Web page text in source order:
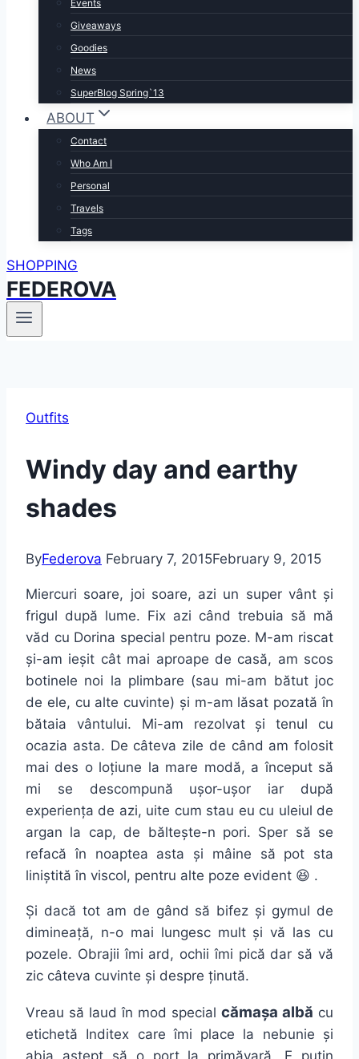
Events
Giveaways
Goodies
News
SuperBlog Spring`13
ABOUT
Contact
Who Am I
Personal
Travels
Tags
SHOPPING
FEDEROVA
Outfits
Windy day and earthy
shades
ByFederova February 7, 2015February 9, 2015
Miercuri soare, joi soare, azi un super vânt și
frigul după lume. Fix azi când trebuia să mă
văd cu Dorina special pentru poze. M-am riscat
și-am ieșit cât mai aproape de casă, am scos
botinele noi la plimbare (sau mi-am bătut joc
de ele, cu alte cuvinte) și m-am lăsat pozată în
bătaia vântului. Mi-am rezolvat și tenul cu
ocazia asta. De câteva zile de când am folosit
mai des o loțiune la mare modă, a început să
mi se descompună ușor-ușor iar după
experiența de azi, uite cum stau eu cu uleiul de
argan la cap, de băltește-n pori. Sper să se
refacă în noaptea asta și mâine să pot sta
liniștită în viscol, pentru alte poze evident 😆 .
Și dacă tot am de gând să bifez și gymul de
dimineață, n-o mai lungesc mult și vă las cu
pozele. Obrajii îmi ard, ochii îmi pică dar să vă
zic câteva cuvinte și despre ținută.
Vreau să laud în mod special cămașa albă cu
etichetă Inditex care îmi place la nebunie și